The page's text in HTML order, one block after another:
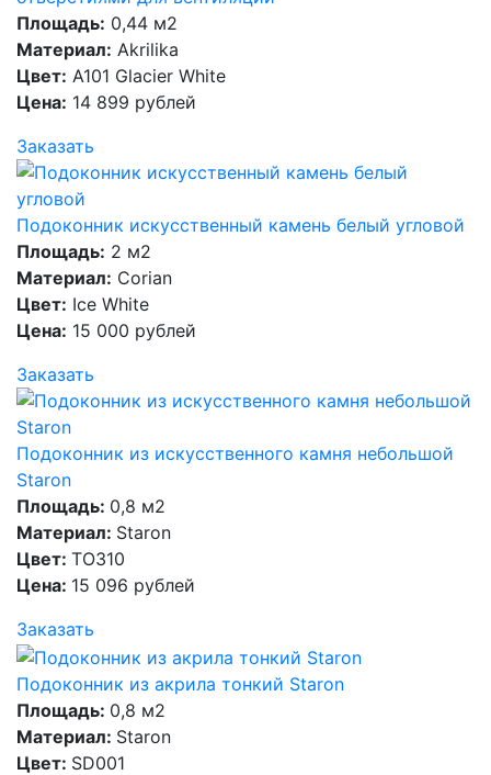
Площадь: 0,44 м2
Материал: Akrilika
Цвет: A101 Glacier White
Цена: 14 899 рублей
Заказать
Подоконник искусственный камень белый угловой
Площадь: 2 м2
Материал: Corian
Цвет: Ice White
Цена: 15 000 рублей
Заказать
Подоконник из искусственного камня небольшой
Staron
Площадь: 0,8 м2
Материал: Staron
Цвет: TO310
Цена: 15 096 рублей
Заказать
Подоконник из акрила тонкий Staron
Площадь: 0,8 м2
Материал: Staron
Цвет: SD001